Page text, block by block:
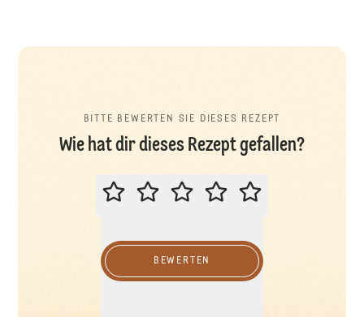
BITTE BEWERTEN SIE DIESES REZEPT
Wie hat dir dieses Rezept gefallen?
BITTE BEWERTEN SIE DIESES
BEWERTEN